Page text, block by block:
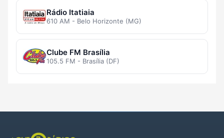
Rádio Itatiaia
610 AM - Belo Horizonte (MG)
Clube FM Brasília
105.5 FM - Brasília (DF)